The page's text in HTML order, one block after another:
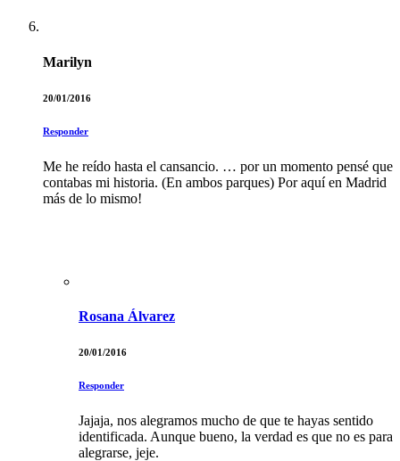
Marilyn
20/01/2016
Responder
Me he reído hasta el cansancio. … por un momento pensé que
contabas mi historia. (En ambos parques) Por aquí en Madrid
más de lo mismo!
Rosana Álvarez
20/01/2016
Responder
Jajaja, nos alegramos mucho de que te hayas sentido
identificada. Aunque bueno, la verdad es que no es para
alegrarse, jeje.